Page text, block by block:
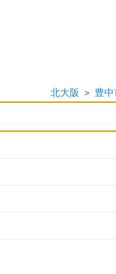
北大阪 ＞ 豊中